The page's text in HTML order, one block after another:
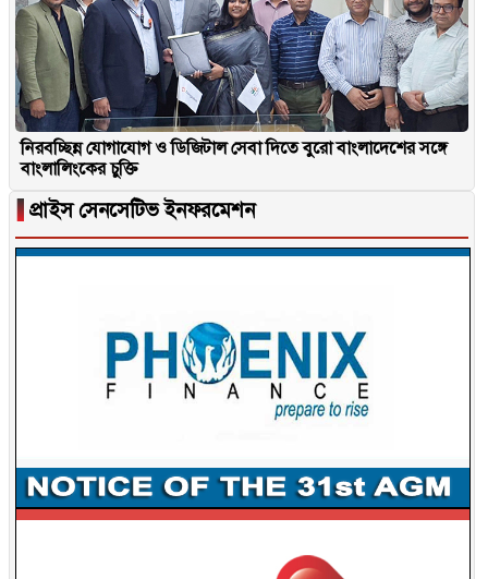
নিরবচ্ছিন্ন যোগাযোগ ও ডিজিটাল সেবা দিতে বুরো বাংলাদেশের সঙ্গে
বাংলালিংকের চুক্তি
▐ প্রাইস সেনসেটিভ ইনফরমেশন